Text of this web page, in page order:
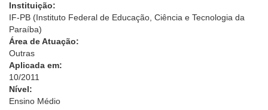
Instituição:
IF-PB (Instituto Federal de Educação, Ciência e Tecnologia da
Paraíba)
Área de Atuação:
Outras
Aplicada em:
10/2011
Nível:
Ensino Médio